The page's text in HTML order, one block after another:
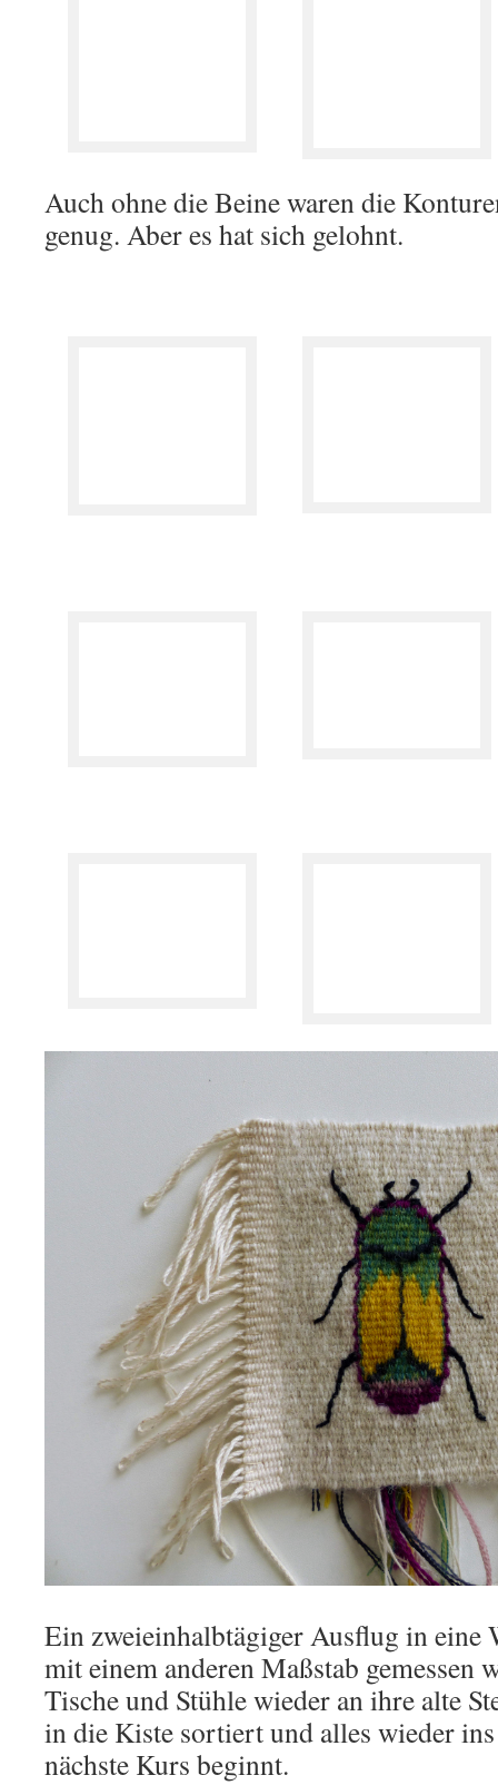
Auch ohne die Beine waren die
genug. Aber es hat sich gelohnt.
Ein zweieinhalbtägiger Ausflug in eine
mit einem anderen Maßstab gemessen
Tische und Stühle wieder an ihre alte
in die Kiste sortiert und alles wieder
nächste Kurs beginnt.